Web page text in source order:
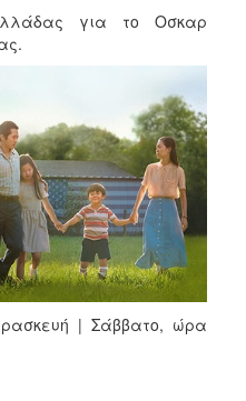
για το Οσκαρ
| Σάββατο, ώρα